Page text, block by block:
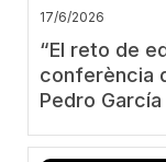
17/6/2026
“El reto de
conferència
Pedro